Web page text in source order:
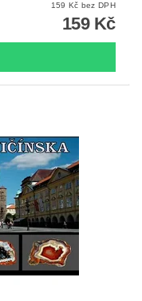
159 Kč bez DPH
159 Kč